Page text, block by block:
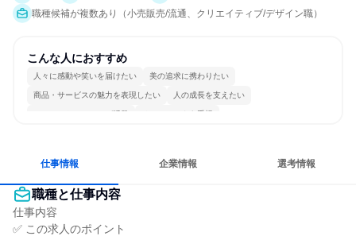
職種候補が複数あり（小売販売/流通、クリエイティブ/デザイン職）
こんな人におすすめ
人々に感動や笑いを届けたい 美の追求に携わりたい
商品・サービスの魅力を表現したい 人の成長を支えたい
コミュニケーションが活発 チームワークを重視
仕事情報 企業情報 選考情報
職種と仕事内容
仕事内容
✅ この求人のポイント